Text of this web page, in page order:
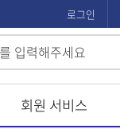
로그인
회원 서비스